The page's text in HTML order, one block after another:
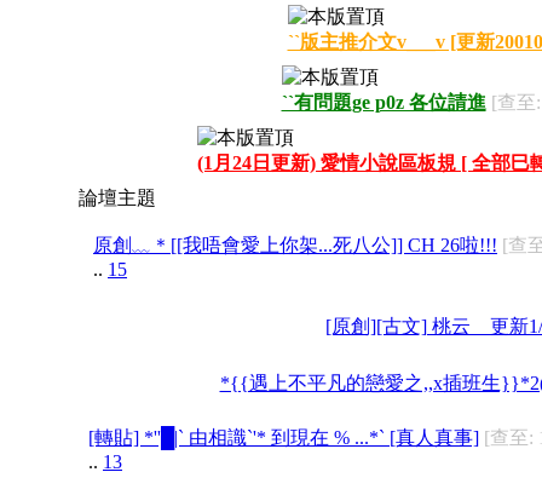
``版主推介文v___v [更新
``有問題ge p0z 各位請進 [查至
(1月24日更新) 愛情小說區板規 [ 全部巳
論壇主題
原創﹏＊[[我唔會愛上你架...死八公]] CH 26啦!!! [查
.. 15
[原創][古文] 桃云 更新
*{{遇上不平凡的戀愛之,,x插班生
[轉貼] *''█|` 由相識`'* 到現在 % ...*` [真人真事] [查至:
.. 13